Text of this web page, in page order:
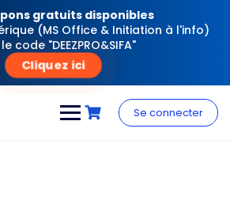
gratuits disponibles
(MS Office & Initiation à l'info)
code "DEEZPRO&SIFA"
Cliquez ici
Se connecter